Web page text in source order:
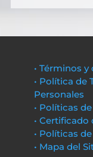
• Términos
• Política de
Personales
• Políticas
•
• Políticas
• Mapa del